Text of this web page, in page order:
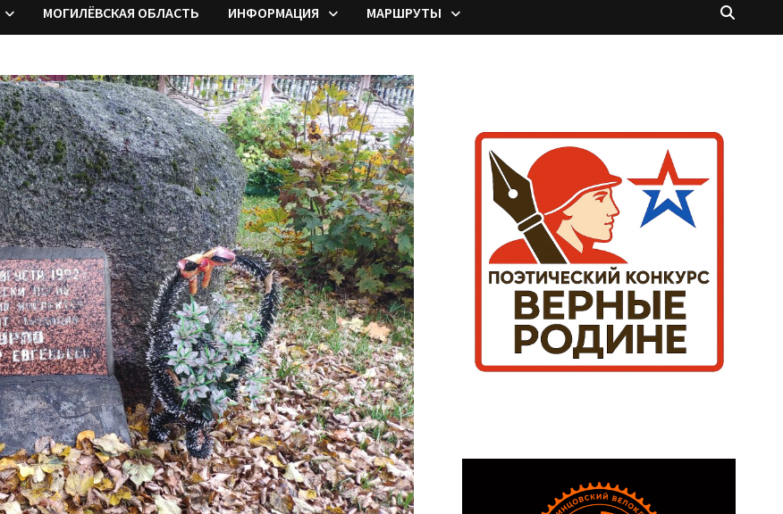
МОГИЛЁВСКАЯ ОБЛАСТЬ ИНФОРМАЦИЯ МАРШРУТЫ